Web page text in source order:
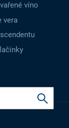
víno
vera